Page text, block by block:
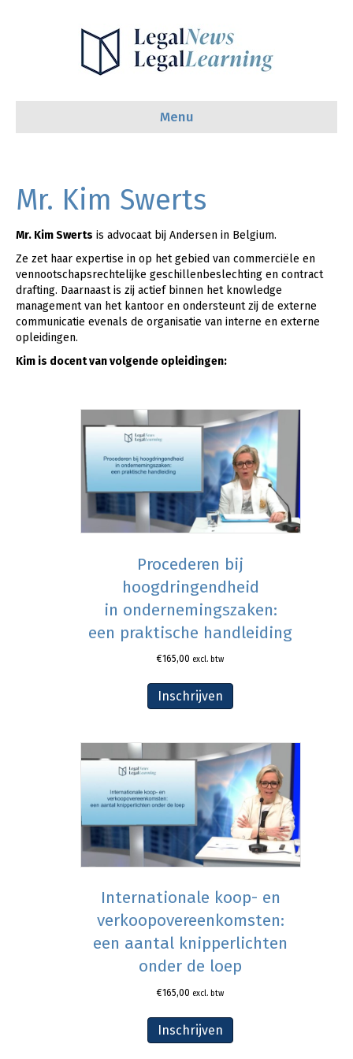
Menu
Mr. Kim Swerts
Mr. Kim Swerts is advocaat bij Andersen in Belgium.
Ze zet haar expertise in op het gebied van commerciële en
vennootschapsrechtelijke geschillenbeslechting en contract
drafting. Daarnaast is zij actief binnen het knowledge
management van het kantoor en ondersteunt zij de externe
communicatie evenals de organisatie van interne en externe
opleidingen.
Kim is docent van volgende opleidingen:
Procederen bij
hoogdringendheid
in ondernemingszaken:
een praktische handleiding
€165,00 excl. btw
Inschrijven
Internationale koop- en
verkoopovereenkomsten:
een aantal knipperlichten
onder de loep
€165,00 excl. btw
Inschrijven